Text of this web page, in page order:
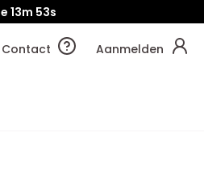
13m 52s
Contact Aanmelden